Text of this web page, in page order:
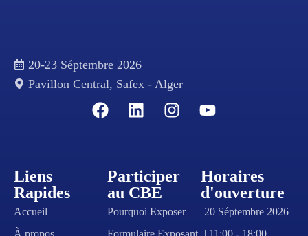
20-23 Séptembre 2026
Pavillon Central, Safex - Alger
Liens
Rapides
Accueil
À propos
Participer
au CBE
Pourquoi Exposer
Formulaire Exposant
Horaires
d'ouverture
20 Séptembre 2026
| 11:00 - 18:00